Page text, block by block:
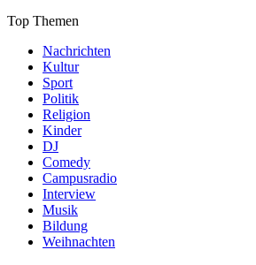
Top Themen
Nachrichten
Kultur
Sport
Politik
Religion
Kinder
DJ
Comedy
Campusradio
Interview
Musik
Bildung
Weihnachten